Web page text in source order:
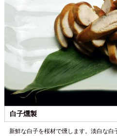
白子燻製
新鮮な白子を桜材で燻します。淡白な白